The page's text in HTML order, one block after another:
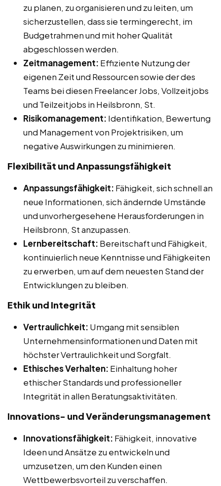
zu planen, zu organisieren und zu leiten, um
sicherzustellen, dass sie termingerecht, im
Budgetrahmen und mit hoher Qualität
abgeschlossen werden.
Zeitmanagement: Effiziente Nutzung der
eigenen Zeit und Ressourcen sowie der des
Teams bei diesen Freelancer Jobs, Vollzeitjobs
und Teilzeitjobs in Heilsbronn, St.
Risikomanagement: Identifikation, Bewertung
und Management von Projektrisiken, um
negative Auswirkungen zu minimieren.
Flexibilität und Anpassungsfähigkeit
Anpassungsfähigkeit: Fähigkeit, sich schnell an
neue Informationen, sich ändernde Umstände
und unvorhergesehene Herausforderungen in
Heilsbronn, St anzupassen.
Lernbereitschaft: Bereitschaft und Fähigkeit,
kontinuierlich neue Kenntnisse und Fähigkeiten
zu erwerben, um auf dem neuesten Stand der
Entwicklungen zu bleiben.
Ethik und Integrität
Vertraulichkeit: Umgang mit sensiblen
Unternehmensinformationen und Daten mit
höchster Vertraulichkeit und Sorgfalt.
Ethisches Verhalten: Einhaltung hoher
ethischer Standards und professioneller
Integrität in allen Beratungsaktivitäten.
Innovations- und Veränderungsmanagement
Innovationsfähigkeit: Fähigkeit, innovative
Ideen und Ansätze zu entwickeln und
umzusetzen, um den Kunden einen
Wettbewerbsvorteil zu verschaffen.